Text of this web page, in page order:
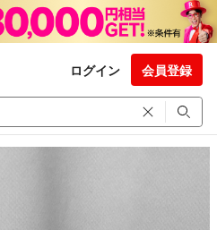
ログイン 会員登録